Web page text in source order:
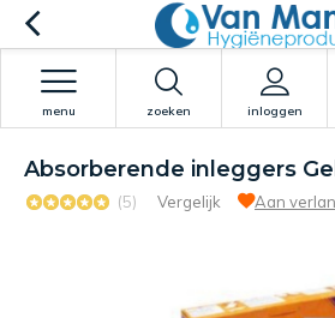
zoeken inloggen
menu
Absorberende inleggers
(5) Vergelijk Aan